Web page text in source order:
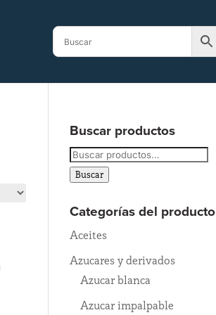
Buscar productos
Buscar
por:
Buscar
Categorías del producto
Aceites
Azucares y derivados
Azucar blanca
Azucar impalpable